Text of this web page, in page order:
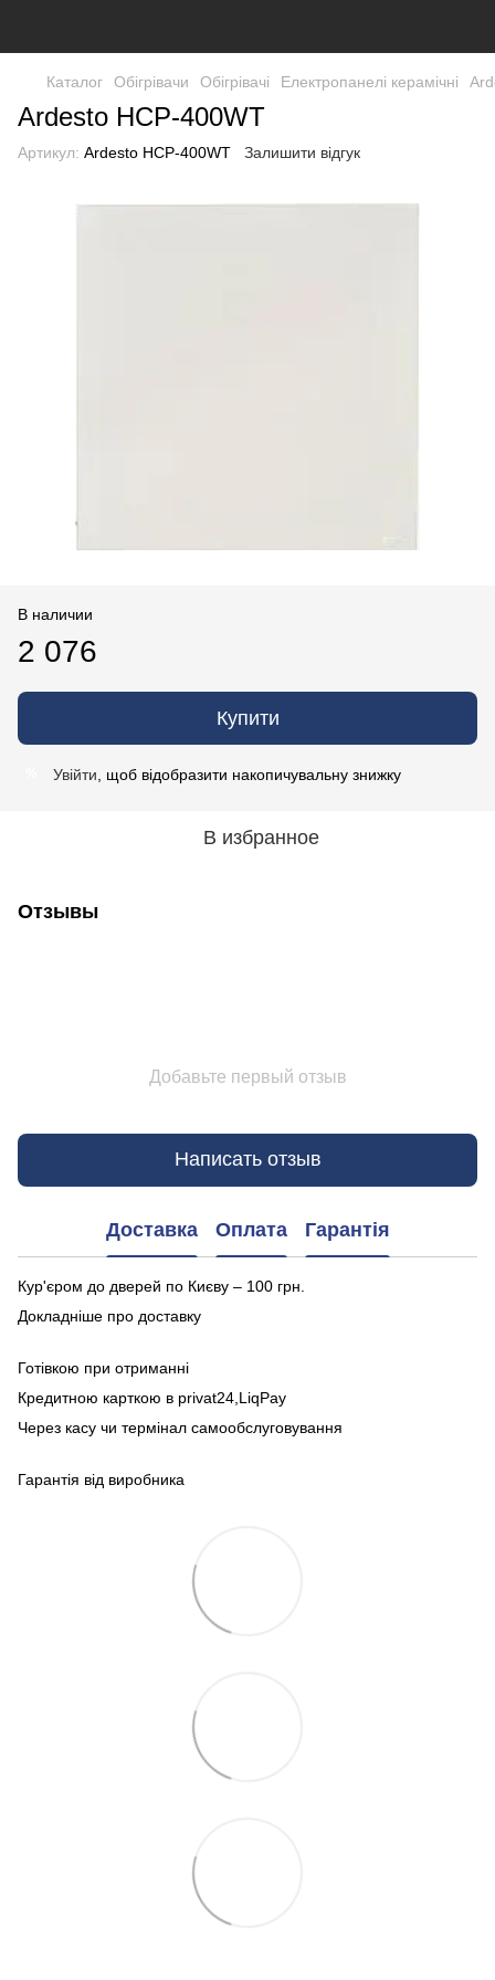
Каталог Обігрівачи Обігрівачі Електропанелі керамічні
Ardesto HCP-400WT
Артикул: Ardesto HCP-400WT Залишити відгук
В наличии
2 076
Купити
Увійти , щоб відобразити накопичувальну знижку
В избранное
Отзывы
Добавьте первый отзыв
Написать отзыв
Доставка Оплата Гарантія
Кур'єром до дверей по Києву – 100 грн.
Докладніше про доставку
Готівкою при отриманні
Кредитною карткою в privat24,LiqPay
Через касу чи термінал самообслуговування
Гарантія від виробника